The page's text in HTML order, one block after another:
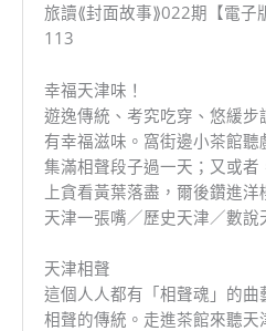
_R2L-
040-
113
旅讀⟪封面故事⟫022期【電
113
幸福天津味！
遊逸傳統、考究吃穿、悠緩
有幸福滋味。窩街邊小茶館聽
集滿相聲段子過一天；又或
上貪看黃葉落盡，爾後鑽進洋
天津一張嘴／歷史天津／數說
天津相聲
這個人人都有「相聲魂」的
相聲的傳統。走進茶館來聽